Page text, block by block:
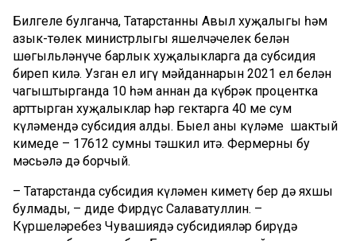
Билгеле булганча, Татарстанның Авыл хуҗалыгы һәм
азык-төлек министрлыгы яшелчәчелек белән
шөгыльләнүче барлык хуҗалыкларга да субсидия
биреп килә. Узган ел игү мәйданнарын 2021 ел белән
чагыштырганда 10 һәм аннан да күбрәк процентка
арттырган хуҗалыклар һәр гектарга 40 мең сум
күләмендә субсидия алды. Быел аның күләме шактый
кимеде – 17612 сумны тәшкил итә. Фермерны бу
мәсьәлә дә борчый.
– Татарстанда субсидия күләмен киметү бер дә яхшы
булмады, – диде Фирдүс Салаватуллин. –
Күршеләребез Чувашиядә субсидияләр бирүдә